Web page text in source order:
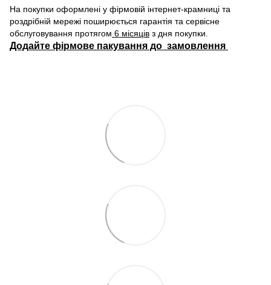
На покупки оформлені у фірмовій інтернет-крамниці та
роздрібній мережі поширюється гарантія та сервісне
обслуговування протягом 6 місяців з дня покупки.
Додайте фірмове пакування до замовлення